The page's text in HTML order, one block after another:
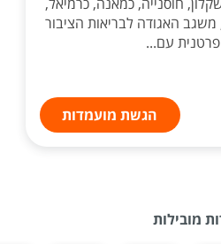
משגב האגודה לבריאות הציבור
עם...
הגשת מועמדות
מובילות